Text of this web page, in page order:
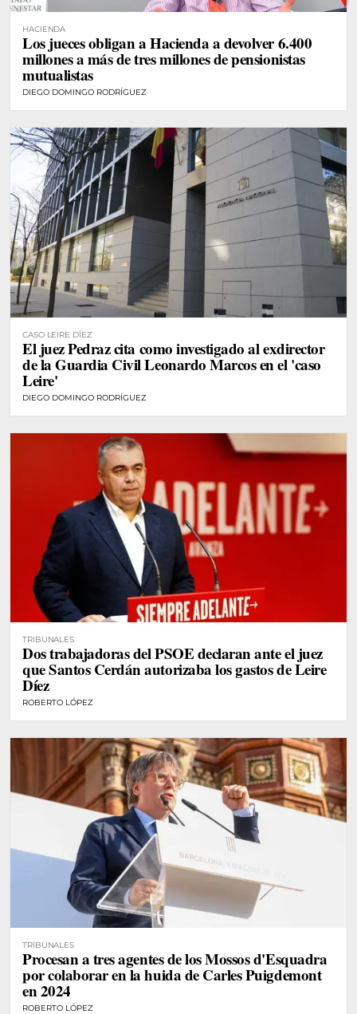
HACIENDA
Los jueces obligan a Hacienda a devolver 6.400
millones a más de tres millones de pensionistas
mutualistas
DIEGO DOMINGO RODRÍGUEZ
CASO LEIRE DÍEZ
El juez Pedraz cita como investigado al exdirector
de la Guardia Civil Leonardo Marcos en el 'caso
Leire'
DIEGO DOMINGO RODRÍGUEZ
TRIBUNALES
Dos trabajadoras del PSOE declaran ante el juez
que Santos Cerdán autorizaba los gastos de Leire
Díez
ROBERTO LÓPEZ
TRIBUNALES
Procesan a tres agentes de los Mossos d'Esquadra
por colaborar en la huida de Carles Puigdemont
en 2024
ROBERTO LÓPEZ